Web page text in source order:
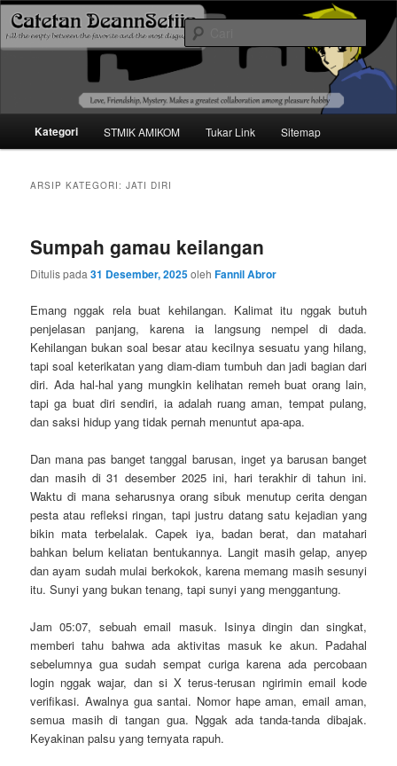
Catetan DS
Mari bermimpi dan ciptakan kehendak
Langsung
utama
Langsung
sekunder
Kategori STMIK AMIKOM Tukar Link Sitemap
ARSIP KATEGORI:JATI DIRI
Sumpah gamau keilangan
Ditulis pada31 Desember, 2025olehFannil Abror
Emang nggak rela buat kehilangan. Kalimat itu nggak butuh
penjelasan panjang, karena ia langsung nempel di dada.
Kehilangan bukan soal besar atau kecilnya sesuatu yang hilang,
tapi soal keterikatan yang diam-diam tumbuh dan jadi bagian dari
diri. Ada hal-hal yang mungkin kelihatan remeh buat orang lain,
tapi ga buat diri sendiri, ia adalah ruang aman, tempat pulang,
dan saksi hidup yang tidak pernah menuntut apa-apa.
Dan mana pas banget tanggal barusan, inget ya barusan banget
dan masih di 31 desember 2025 ini, hari terakhir di tahun ini.
Waktu di mana seharusnya orang sibuk menutup cerita dengan
pesta atau refleksi ringan, tapi justru datang satu kejadian yang
bikin mata terbelalak. Capek iya, badan berat, dan matahari
bahkan belum keliatan bentukannya. Langit masih gelap, anyep
dan ayam sudah mulai berkokok, karena memang masih sesunyi
itu. Sunyi yang bukan tenang, tapi sunyi yang menggantung.
Jam 05:07, sebuah email masuk. Isinya dingin dan singkat,
memberi tahu bahwa ada aktivitas masuk ke akun. Padahal
sebelumnya gua sudah sempat curiga karena ada percobaan
login nggak wajar, dan si X terus-terusan ngirimin email kode
verifikasi. Awalnya gua santai. Nomor hape aman, email aman,
semua masih di tangan gua. Nggak ada tanda-tanda dibajak.
Keyakinan palsu yang ternyata rapuh.